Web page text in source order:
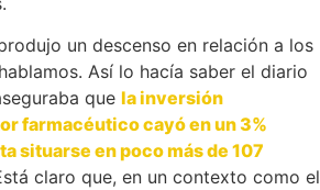
un descenso en relación a los
Así lo hacía saber el diario
que la inversión
farmacéutico cayó en un 3%
situarse en poco más de 107
claro que, en un contexto como el